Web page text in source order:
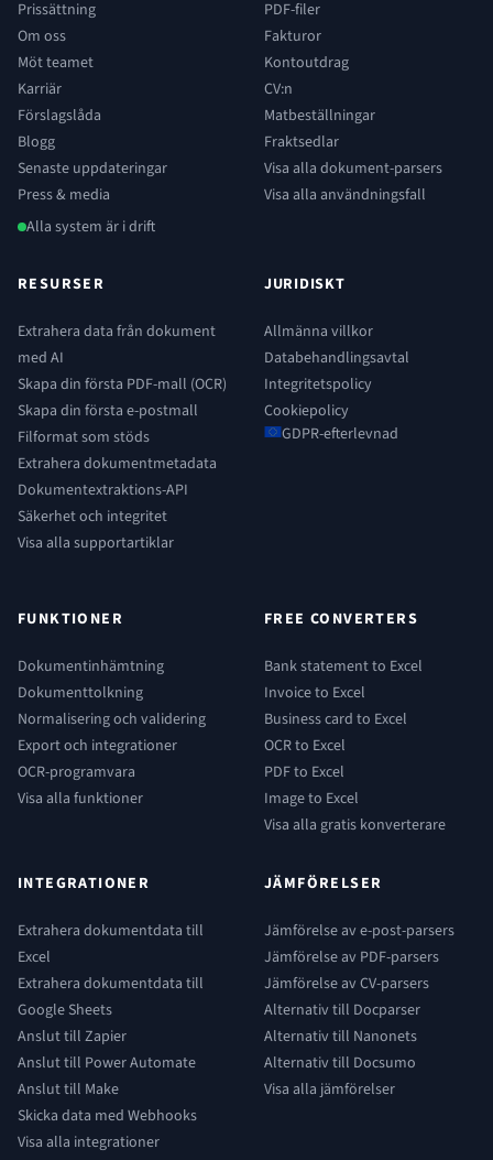
Prissättning
Om oss
Möt teamet
Karriär
Förslagslåda
Blogg
Senaste uppdateringar
Press & media
Alla system är i drift
PDF-filer
Fakturor
Kontoutdrag
CV:n
Matbeställningar
Fraktsedlar
Visa alla dokument-parsers
Visa alla användningsfall
RESURSER
Extrahera data från dokument
med AI
Skapa din första PDF-mall (OCR)
Skapa din första e-postmall
Filformat som stöds
Extrahera dokumentmetadata
Dokumentextraktions-API
Säkerhet och integritet
Visa alla supportartiklar
JURIDISKT
Allmänna villkor
Databehandlingsavtal
Integritetspolicy
Cookiepolicy
GDPR-efterlevnad
FUNKTIONER
Dokumentinhämtning
Dokumenttolkning
Normalisering och validering
Export och integrationer
OCR-programvara
Visa alla funktioner
FREE CONVERTERS
Bank statement to Excel
Invoice to Excel
Business card to Excel
OCR to Excel
PDF to Excel
Image to Excel
Visa alla gratis konverterare
INTEGRATIONER
Extrahera dokumentdata till
Excel
Extrahera dokumentdata till
Google Sheets
Anslut till Zapier
Anslut till Power Automate
Anslut till Make
Skicka data med Webhooks
Visa alla integrationer
JÄMFÖRELSER
Jämförelse av e-post-parsers
Jämförelse av PDF-parsers
Jämförelse av CV-parsers
Alternativ till Docparser
Alternativ till Nanonets
Alternativ till Docsumo
Visa alla jämförelser